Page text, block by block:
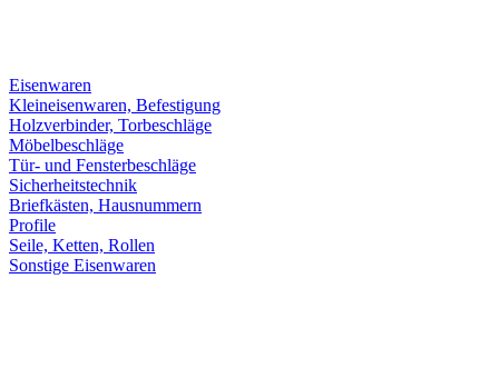
Eisenwaren
Kleineisenwaren, Befestigung
Holzverbinder, Torbeschläge
Möbelbeschläge
Tür- und Fensterbeschläge
Sicherheitstechnik
Briefkästen, Hausnummern
Profile
Seile, Ketten, Rollen
Sonstige Eisenwaren